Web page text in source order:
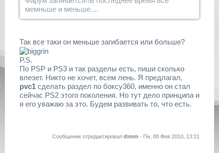
мемньше и меньше....
Так все таки он меньше загибается или больше?
P.S.
По PSP и PS3 и так разделы есть, пиши сколько
влезет. Никто не хочет, всем лень. Я предлагал,
pvc1 сделать раздел по боксу360, именно он стал
сейчас PS2 этого поколения. Но тут дело принципа и
я его уважаю за это. Будем развивать то, что есть.
Сообщение отредактировал dimm - Пн, 08 Фев 2010, 13:21